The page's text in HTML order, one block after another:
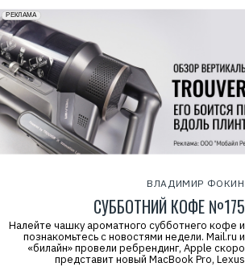
ВЛАДИМИР ФОКИН
СУББОТНИЙ КОФЕ №175
Налейте чашку ароматного субботнего кофе и
познакомьтесь с новостями недели. Mail.ru и
«билайн» провели ребрендинг, Apple скоро
представит новый MacBook Pro, Lexus
erid: 2VfnxxmNzs5
РЕКЛАМА